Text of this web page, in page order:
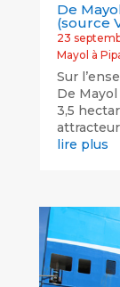
De
(source
23
Mayol à
Sur
De Mayol
3,5
lire plus